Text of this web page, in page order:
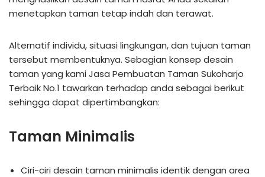
menetapkan taman tetap indah dan terawat.
Alternatif individu, situasi lingkungan, dan tujuan taman
tersebut membentuknya. Sebagian konsep desain
taman yang kami Jasa Pembuatan Taman Sukoharjo
Terbaik No.1 tawarkan terhadap anda sebagai berikut
sehingga dapat dipertimbangkan:
Taman Minimalis
Ciri-ciri desain taman minimalis identik dengan area